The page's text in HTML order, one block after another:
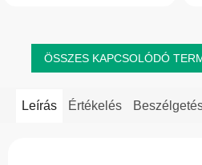
ÖSSZES KAPCSOLÓDÓ
Leírás Értékelés